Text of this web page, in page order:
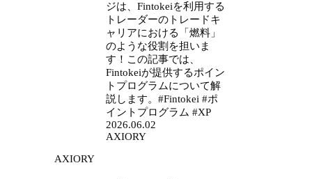
ジは、Fintokeiを利用する
トレーダーのトレードキ
ャリアにおける「燃料」
のような役割を担いま
す！この記事では、
Fintokeiが提供するポイン
トプログラムについて解
説します。#Fintokei #ポ
イントプログラム #XP
2026.06.02
AXIORY
AXIORY